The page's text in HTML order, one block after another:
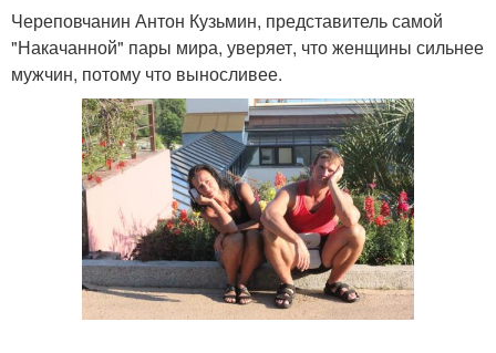
Череповчанин Антон Кузьмин, представитель самой
"Накачанной" пары мира, уверяет, что женщины сильнее
мужчин, потому что выносливее.